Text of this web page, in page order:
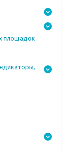
площадок